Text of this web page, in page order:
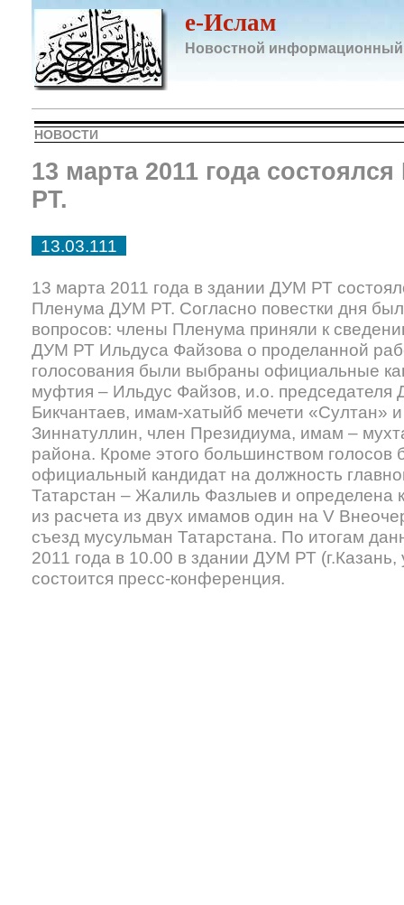
e-Ислам
Новостной информационный
НОВОСТИ
13 марта 2011 года
РТ.
13.03.111
13 марта 2011 года в здании ДУМ РТ
Пленума ДУМ РТ. Согласно повестки дня
вопросов: члены Пленума приняли к
ДУМ РТ Ильдуса Файзова о проделанной
голосования были выбраны официальные
муфтия – Ильдус Файзов, и.о.
Бикчантаев, имам-хатыйб мечети «Султан»
Зиннатуллин, член Президиума, имам –
района. Кроме этого большинством голосов
официальный кандидат на должность
Татарстан – Жалиль Фазлыев и определена
из расчета из двух имамов один на V
съезд мусульман Татарстана. По итогам
2011 года в 10.00 в здании ДУМ РТ (г.Казань,
состоится пресс-конференция.